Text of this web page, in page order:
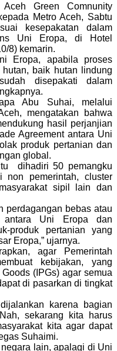
Green Comnunity
Metro Aceh, Sabtu
kesepakatan dalam
Uni Eropa, di Hotel
8) kemarin.
Eropa, apabila proses
baik hutan lindung
disepakati dalam
Abu Suhai, melalui
mengatakan bahwa
hasil perjanjian
Agreement antara Uni
produk pertanian dan
global.
dihadiri 50 pemangku
non pemerintah, cluster
sipil lain dan
perdagangan bebas atau
antara Uni Eropa dan
produk pertanian yang
Eropa,” ujarnya.
agar Pemerintah
kebijakan, yang
(IPGs) agar semua
di pasarkan di tingkat
karena bagian
sekarang kita harus
kita agar dapat
Suhaimi.
lain, apalagi di Uni